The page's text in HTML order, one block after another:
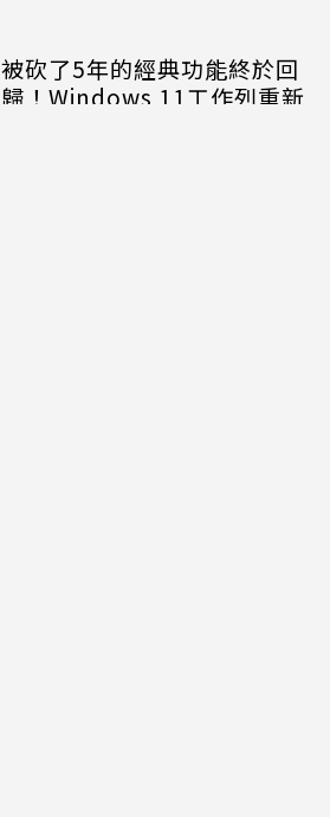
被砍了5年的經典功能終於回
歸！Windows 11工作列重新